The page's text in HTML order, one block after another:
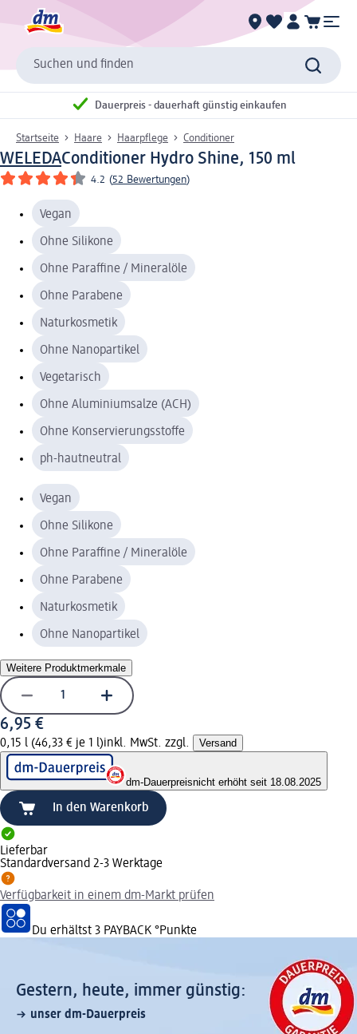
Suchen und finden
Dauerpreis - dauerhaft günstig einkaufen
Startseite Haare Haarpflege Conditioner
WELEDAConditioner Hydro Shine, 150 ml
4.2 (52 Bewertungen)
Vegan
Ohne Silikone
Ohne Paraffine / Mineralöle
Ohne Parabene
Naturkosmetik
Ohne Nanopartikel
Vegetarisch
Ohne Aluminiumsalze (ACH)
Ohne Konservierungsstoffe
ph-hautneutral
Vegan
Ohne Silikone
Ohne Paraffine / Mineralöle
Ohne Parabene
Naturkosmetik
Ohne Nanopartikel
Weitere Produktmerkmale
6,95 €
0,15 l (46,33 € je 1 l)inkl. MwSt. zzgl. Versand
dm-Dauerpreisnicht erhöht seit 18.08.2025
In den Warenkorb
Lieferbar
Standardversand 2-3 Werktage
Verfügbarkeit in einem dm-Markt prüfen
Du erhältst 3 PAYBACK °Punkte
Gestern, heute, immer günstig:
unser dm-Dauerpreis